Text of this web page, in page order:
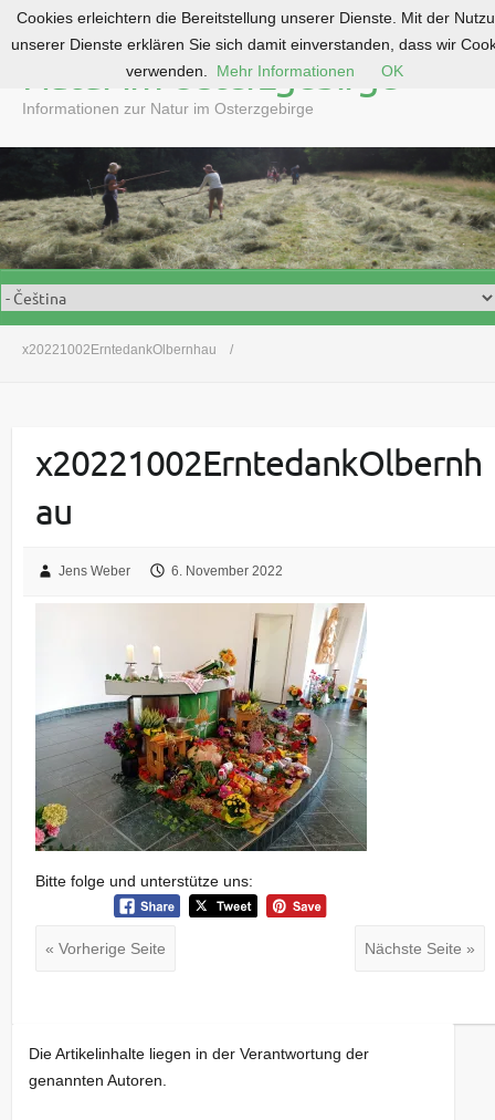
o
o
n
t
e
n
Natur im Osterzgebirge
Informationen zur Natur im Osterzgebirge
x20221002ErntedankOlbernhau
x20221002ErntedankOlbernh
au
Jens Weber 6. November 2022
Bitte folge und unterstütze uns:
« Vorherige Seite Nächste Seite »
Die Artikelinhalte liegen in der Verantwortung der
genannten Autoren.
Cookies erleichtern die Bereitstellung unserer Dienste. Mit der
unserer Dienste erklären Sie sich damit einverstanden, dass wir
verwenden.
Mehr Informationen OK